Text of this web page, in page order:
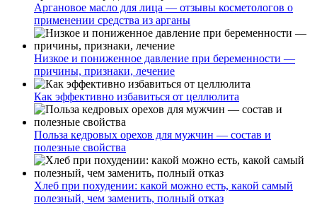
Аргановое масло для лица — отзывы косметологов о
применении средства из арганы
Низкое и пониженное давление при беременности —
причины, признаки, лечение
Как эффективно избавиться от целлюлита
Польза кедровых орехов для мужчин — состав и
полезные свойства
Хлеб при похудении: какой можно есть, какой самый
полезный, чем заменить, полный отказ